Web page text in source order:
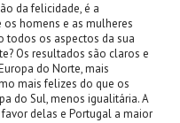
da felicidade, é a
homens e as mulheres
todos os aspectos da sua
Os resultados são claros e
do Norte, mais
mais felizes do que os
do Sul, menos igualitária. A
delas e Portugal a maior